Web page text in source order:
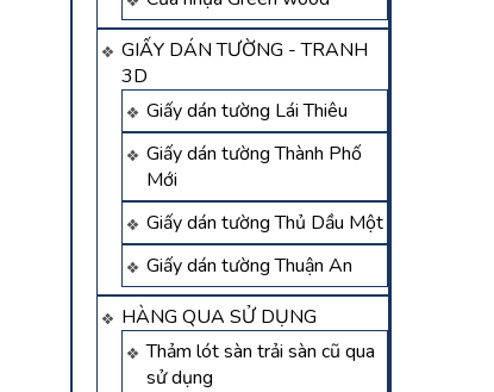
GIẤY DÁN TƯỜNG - TRANH
3D
Giấy dán tường Lái Thiêu
Giấy dán tường Thành Phố
Mới
Giấy dán tường Thủ Dầu Một
Giấy dán tường Thuận An
HÀNG QUA SỬ DỤNG
Thảm lót sàn trải sàn cũ qua
sử dụng